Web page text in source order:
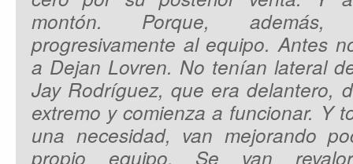
montón. Porque, además,
progresivamente al equipo. Antes
a Dejan Lovren. No tenían lateral
Jay Rodríguez, que era delantero,
extremo y comienza a funcionar. Y
una necesidad, van mejorando
propio equipo. Se van